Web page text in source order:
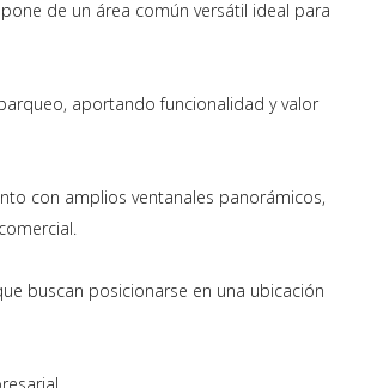
de un área común versátil ideal para
aportando funcionalidad y valor
con amplios ventanales panorámicos,
buscan posicionarse en una ubicación